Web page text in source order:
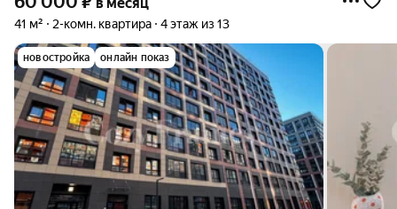
41 м² 2-комн. квартира 4 этаж из 13
новостройка онлайн показ